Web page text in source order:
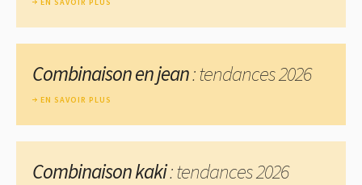
Combinaison en jean: tendances 2026
EN SAVOIR PLUS
Combinaison kaki: tendances 2026